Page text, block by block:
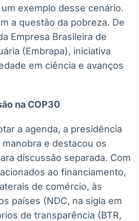
Tokenização
de ativos
Em breve
Em breve
exemplo desse cenário.
a questão da pobreza. De
Empresa Brasileira de
(Embrapa), iniciativa
em ciência e avanços
na COP30
a agenda, a presidência
manobra e destacou os
discussão separada. Com
ao financiamento,
de comércio, às
países (NDC, na sigla em
de transparência (BTR,